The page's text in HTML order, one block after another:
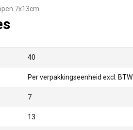
7x13cm
40
Per verpakkingseenheid excl. BTW
7
13